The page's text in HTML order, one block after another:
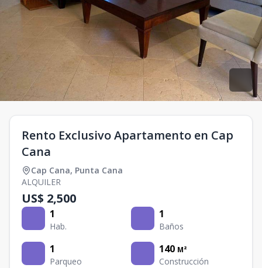
Rento Exclusivo Apartamento en Cap
Cana
Cap Cana, Punta Cana
ALQUILER
US$ 2,500
1
Hab.
1
Baños
1
Parqueo
140 M²
Construcción